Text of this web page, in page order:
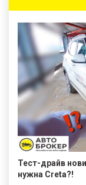
Тест-драйв
нужна Creta?!